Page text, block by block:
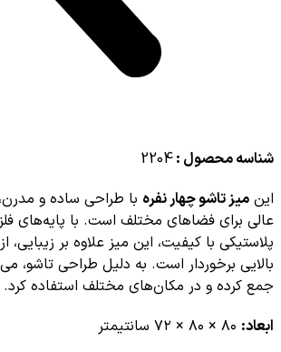
شناسه محصول :2204
این میز تاشو چهار نفره با طراحی ساده و
عالی برای فضاهای مختلف است. با پایه‌های
پلاستیکی با کیفیت، این میز علاوه بر زیبایی،
بالایی برخوردار است. به دلیل طراحی تاشو،
جمع کرده و در مکان‌های مختلف استفاده کرد.
ابعاد: